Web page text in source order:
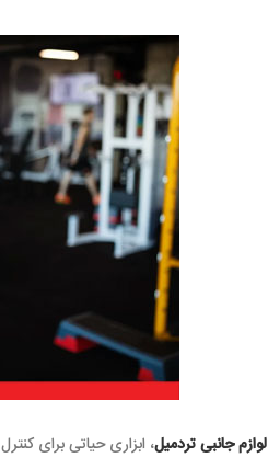
، ابزاری حیاتی برای کنترل و بهینه سازی